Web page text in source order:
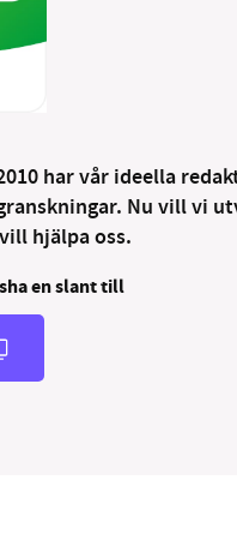
har vår ideella
Nu vill vi
hjälpa oss.
en slant till